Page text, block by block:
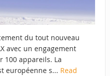
du tout nouveau
avec un engagement
100 appareils. La
européenne s... Read